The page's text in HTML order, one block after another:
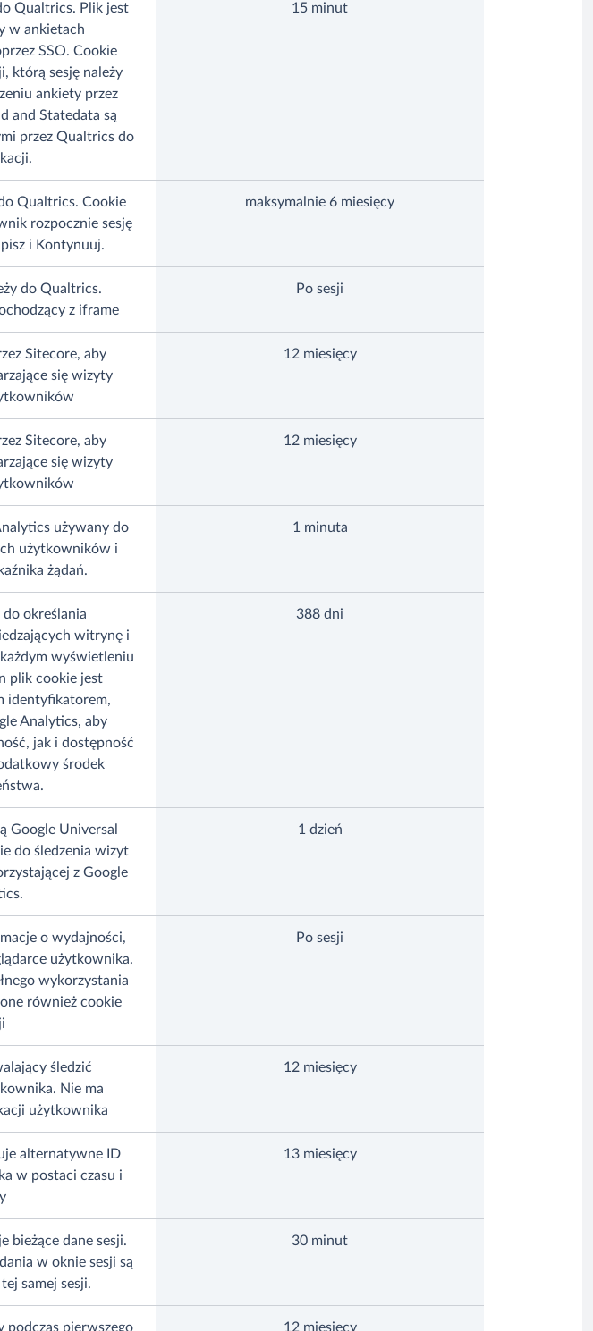
Qualtrics. Plik jest
w ankietach
SSO. Cookie
którą sesję należy
ankiety przez
and Statedata są
przez Qualtrics do
15 minut
Qualtrics. Cookie
rozpocznie sesję
i Kontynuuj.
maksymalnie 6 miesięcy
do Qualtrics.
z iframe
Po sesji
Sitecore, aby
się wizyty
12 miesięcy
Sitecore, aby
się wizyty
12 miesięcy
używany do
użytkowników i
żądań.
1 minuta
do określania
witrynę i
wyświetleniu
plik cookie jest
identyfikatorem,
Analytics, aby
jak i dostępność
środek
388 dni
Google Universal
do śledzenia wizyt
z Google
1 dzień
o wydajności,
użytkownika.
wykorzystania
również cookie
Po sesji
śledzić
Nie ma
użytkownika
12 miesięcy
alternatywne ID
w postaci czasu i
13 miesięcy
bieżące dane sesji.
w oknie sesji są
samej sesji.
30 minut
podczas pierwszego 12 miesięcy